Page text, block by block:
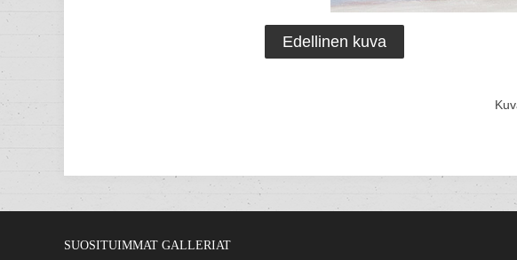
Edellinen kuva
SUOSITUIMMAT GALLERIAT